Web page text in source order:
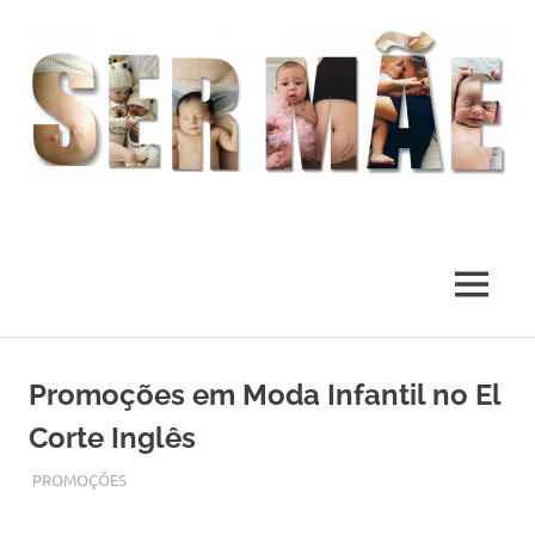
content
MENU
Promoções em Moda Infantil no El
Corte Inglês
SETEMBRO 20, 2017
ADMIN
PROMOÇÕES